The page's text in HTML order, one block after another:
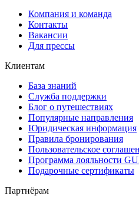
Компания и команда
Контакты
Вакансии
Для прессы
Клиентам
База знаний
Служба поддержки
Блог о путешествиях
Популярные направления
Юридическая информация
Правила бронирования
Пользовательское
Программа лояльности
Подарочные сертификаты
Партнёрам